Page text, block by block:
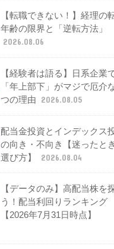
【転職できない！】経理の
年齢の限界と「逆転方法」
2026.08.06
【経験者は語る】日系企業
「年上部下」がマジで厄介
つの理由
2026.08.05
配当金投資とインデックス
の向き・不向き【迷ったと
選び方】
2026.08.04
【データのみ】高配当株を
う！配当利回りランキング
【2026年7月31日時点】